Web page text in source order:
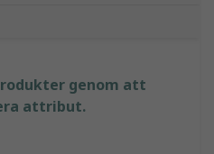
genom att
attribut.